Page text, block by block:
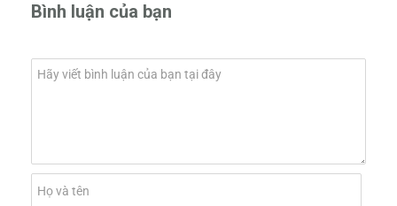
Bình luận của bạn